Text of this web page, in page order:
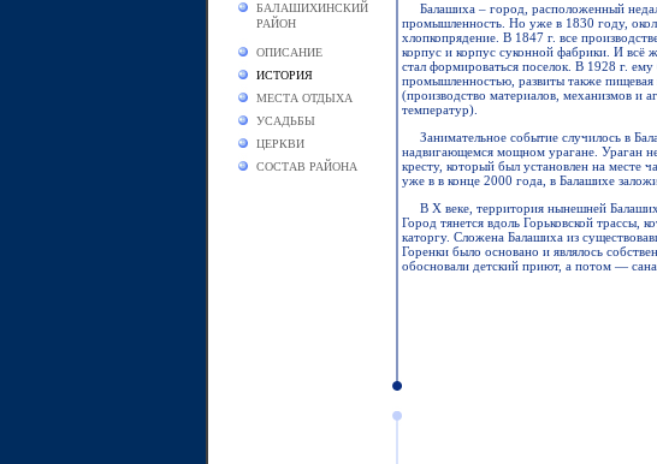
БАЛАШИХИНСКИЙ
РАЙОН
ОПИСАНИЕ
ИСТОРИЯ
МЕСТА ОТДЫХА
УСАДЬБЫ
ЦЕРКВИ
СОСТАВ РАЙОНА
Балашиха – город, расположенный
промышленность. Но уже в 1830 году,
хлопкопрядение. В 1847 г. все
корпус и корпус суконной фабрики. И
стал формироваться поселок. В 1928 г.
промышленностью, развиты также
(производство материалов, механизмов и
температур).
Занимательное событие случилось в
надвигающемся мощном урагане. Ураган
кресту, который был установлен на месте
уже в в конце 2000 года, в Балашихе
В Х веке, территория нынешней
Город тянется вдоль Горьковской
каторгу. Сложена Балашиха из
Горенки было основано и являлось
обосновали детский приют, а потом —